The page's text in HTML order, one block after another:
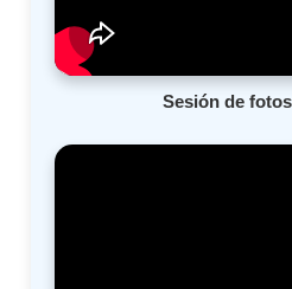
Sesión de